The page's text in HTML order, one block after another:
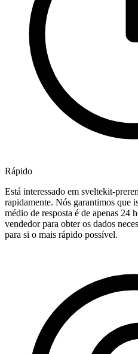
Rápido
Está interessado em sveltekit-
rapidamente. Nós garantimos que
médio de resposta é de apenas 24
vendedor para obter os dados
para si o mais rápido possível.